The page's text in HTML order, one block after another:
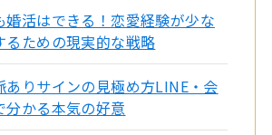
婚活はできる！恋愛経験が少な
るための現実的な戦略
ありサインの見極め方LINE・会
分かる本気の好意